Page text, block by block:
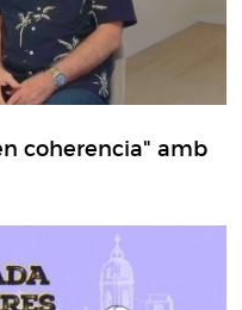
coherencia" amb